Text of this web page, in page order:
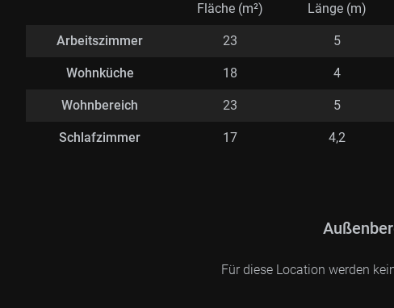
Fläche (m²) Länge (m)
Arbeitszimmer 23 5
Wohnküche 18 4
Wohnbereich 23 5
Schlafzimmer 17 4,2
Für diese Location werden